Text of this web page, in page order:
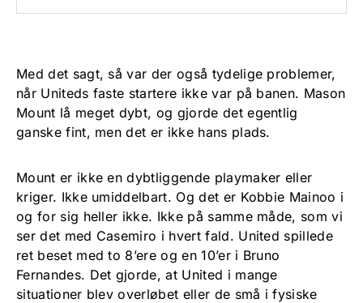
Med det sagt, så var der også tydelige problemer,
når Uniteds faste startere ikke var på banen. Mason
Mount lå meget dybt, og gjorde det egentlig
ganske fint, men det er ikke hans plads.
Mount er ikke en dybtliggende playmaker eller
kriger. Ikke umiddelbart. Og det er Kobbie Mainoo i
og for sig heller ikke. Ikke på samme måde, som vi
ser det med Casemiro i hvert fald. United spillede
ret beset med to 8’ere og en 10’er i Bruno
Fernandes. Det gjorde, at United i mange
situationer blev overløbet eller de små i fysiske